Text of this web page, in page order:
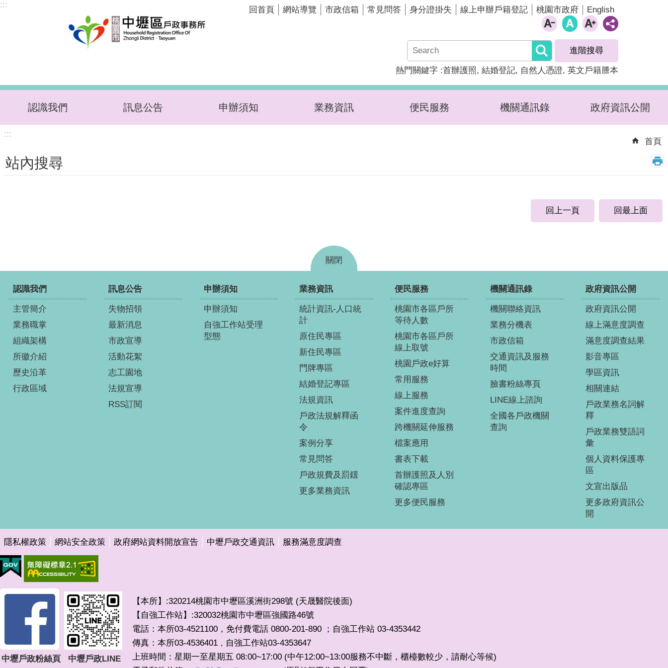
跳到主要內容區塊
:::
回首頁 網站導覽 市政信箱 常見問答 身分證掛失 線上申辦戶籍登記 桃園市政府 English
進階搜尋
熱門關鍵字 首辦護照 結婚登記 自然人憑證 英文戶籍謄本
認識我們 訊息公告 申辦須知 業務資訊 便民服務 機關通訊錄 政府資訊公開
:::
首頁
站內搜尋
回上一頁 回最上面
關閉
:::
認識我們
主管簡介
業務職掌
組織架構
所徽介紹
歷史沿革
行政區域
訊息公告
失物招領
最新消息
市政宣導
活動花絮
志工園地
法規宣導
RSS訂閱
申辦須知
申辦須知
自強工作站受理
型態
業務資訊
統計資訊-人口統
計
原住民專區
新住民專區
門牌專區
結婚登記專區
法規資訊
戶政法規解釋函
令
案例分享
常見問答
戶政規費及罰鍰
更多業務資訊
便民服務
桃園市各區戶所
等待人數
桃園市各區戶所
線上取號
桃園戶政e好算
常用服務
線上服務
案件進度查詢
跨機關延伸服務
檔案應用
書表下載
首辦護照及人別
確認專區
更多便民服務
機關通訊錄
機關聯絡資訊
業務分機表
市政信箱
交通資訊及服務
時間
臉書粉絲專頁
LINE線上諮詢
全國各戶政機關
查詢
政府資訊公開
政府資訊公開
線上滿意度調查
滿意度調查結果
影音專區
學區資訊
相關連結
戶政業務名詞解
釋
戶政業務雙語詞
彙
個人資料保護專
區
文宣出版品
更多政府資訊公
開
隱私權政策 網站安全政策 政府網站資料開放宣告 中壢戶政交通資訊 服務滿意度調查
中壢戶政粉絲頁 中壢戶政LINE
【本所】:320214桃園市中壢區溪洲街298號 (天晟醫院後面)
【自強工作站】:320032桃園市中壢區強國路46號
電話：本所03-4521100，免付費電話 0800-201-890 ；自強工作站 03-4353442
傳真：本所03-4536401 ， 自強工作站03-4353647
上班時間：星期一至星期五 08:00~17:00 (中午12:00~13:00服務不中斷，櫃檯數較少，請耐心等候)